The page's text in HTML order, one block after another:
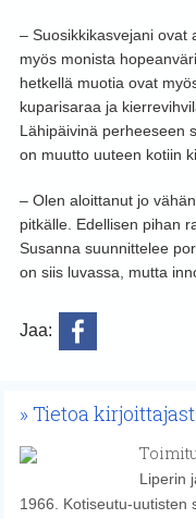
– Suosikkikasvejani ovat
myös monista
hetkellä muotia ovat
kuparisaraa ja
Lähipäivinä perheeseen
on muutto uuteen kotiin
– Olen aloittanut jo
pitkälle. Edellisen pihan
Susanna suunnittelee
on siis luvassa, mutta
Jaa:
Tietoa
Liperin
1966. Kotiseutu-uutisten